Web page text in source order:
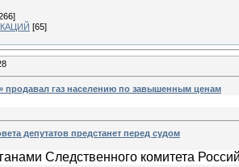
[65]
продавал газ населению по завышенным ценам
депутатов предстанет перед судом
Следственного комитета